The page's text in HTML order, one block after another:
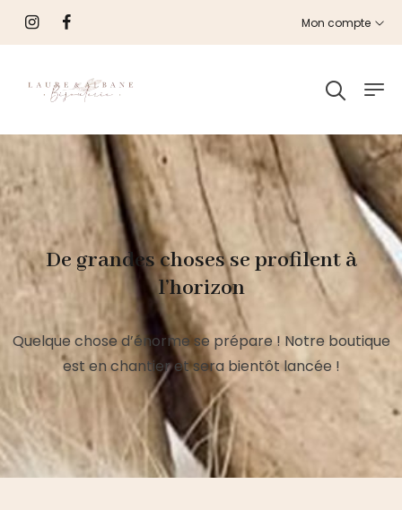
Mon compte
De grandes choses se profilent à
l’horizon
Quelque chose d’énorme se prépare ! Notre boutique
est en chantier et sera bientôt lancée !